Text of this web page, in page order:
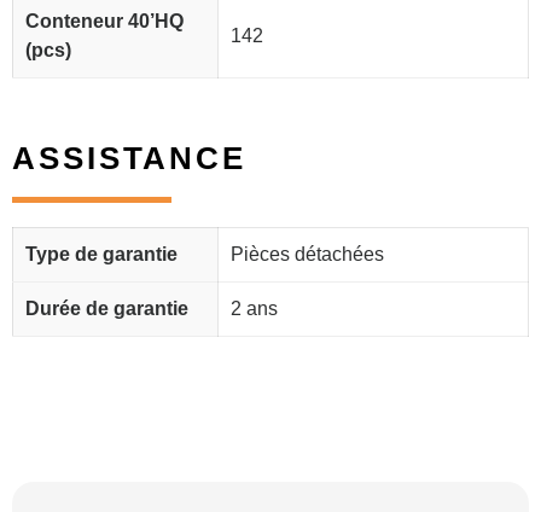
Conteneur 40’HQ
(pcs)
142
ASSISTANCE
Type de garantie Pièces détachées
Durée de garantie 2 ans